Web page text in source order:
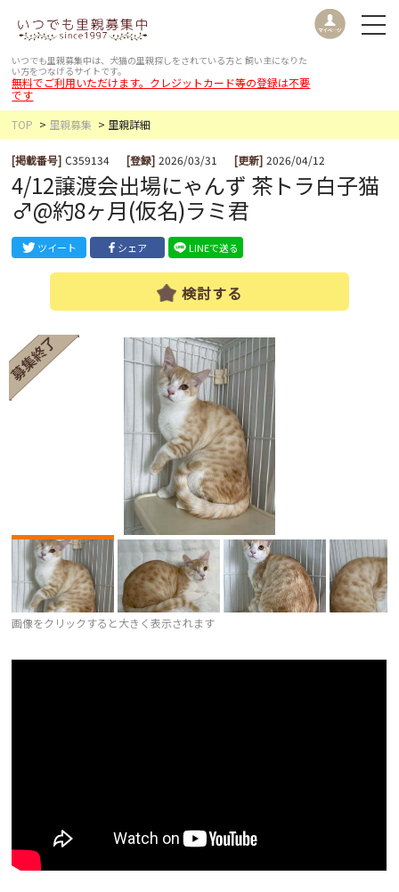
いつでも里親募集中は、犬猫の里親探しをされている方と 飼い主になりた
い方をつなげるサイトです。
無料でご利用いただけます。クレジットカード等の登録は不要
です
TOP
里親募集 里親詳細
[掲載番号] C359134 [登録] 2026/03/31 [更新] 2026/04/12
4/12譲渡会出場にゃんず 茶トラ白子猫
♂@約8ヶ月(仮名)ラミ君
ツイート シェア LINEで送る
検討する
画像をクリックすると大きく表示されます